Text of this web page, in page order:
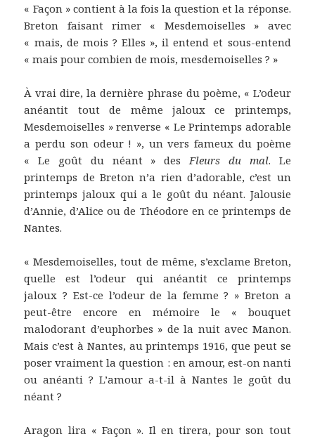
« Façon » contient à la fois la question et la réponse.
Breton faisant rimer « Mesdemoiselles » avec
« mais, de mois ? Elles », il entend et sous-entend
« mais pour combien de mois, mesdemoiselles ? »
À vrai dire, la dernière phrase du poème, « L’odeur
anéantit tout de même jaloux ce printemps,
Mesdemoiselles » renverse « Le Printemps adorable
a perdu son odeur ! », un vers fameux du poème
« Le goût du néant » desFleurs du mal. Le
printemps de Breton n’a rien d’adorable, c’est un
printemps jaloux qui a le goût du néant. Jalousie
d’Annie, d’Alice ou de Théodore en ce printemps de
Nantes.
« Mesdemoiselles, tout de même, s’exclame Breton,
quelle est l’odeur qui anéantit ce printemps
jaloux ? Est-ce l’odeur de la femme ? » Breton a
peut-être encore en mémoire le « bouquet
malodorant d’euphorbes » de la nuit avec Manon.
Mais c’est à Nantes, au printemps 1916, que peut se
poser vraiment la question : en amour, est-on nanti
ou anéanti ? L’amour a-t-il à Nantes le goût du
néant ?
Aragon lira « Façon ». Il en tirera, pour son tout